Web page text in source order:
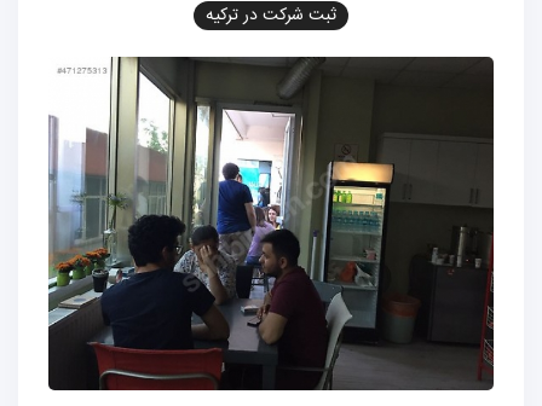
ثبت شرکت در ترکیه